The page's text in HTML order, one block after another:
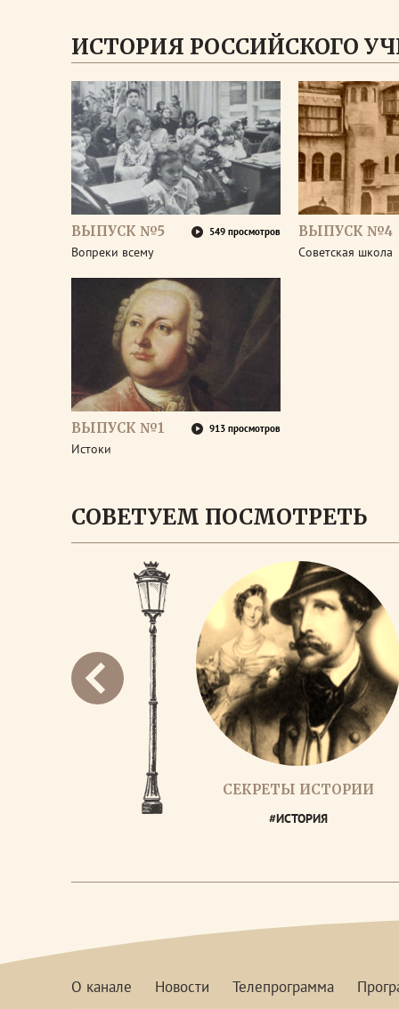
ИСТОРИЯ РОССИЙСКОГО
ВЫПУСК №5 549 просмотров
Вопреки всему
ВЫПУСК №4
Советская школа
ВЫПУСК №1 913 просмотров
Истоки
СОВЕТУЕМ ПОСМОТРЕТЬ
СЕКРЕТЫ ИСТОРИИ
#ИСТОРИЯ
О канале Новости Телепрограмма